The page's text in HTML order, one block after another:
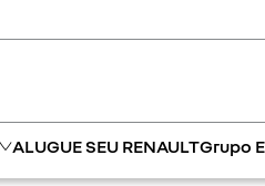
ALUGUE SEU RENAULTGrupo